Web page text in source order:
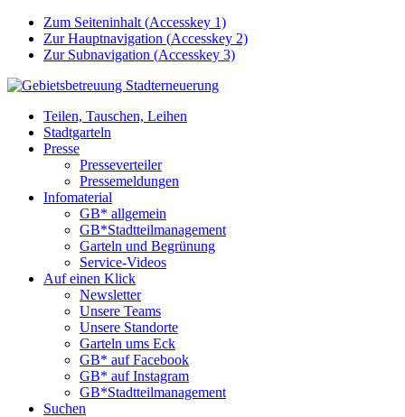
Zum Seiteninhalt (Accesskey 1)
Zur Hauptnavigation (Accesskey 2)
Zur Subnavigation (Accesskey 3)
Teilen, Tauschen, Leihen
Stadtgarteln
Presse
Presseverteiler
Pressemeldungen
Infomaterial
GB* allgemein
GB*Stadtteilmanagement
Garteln und Begrünung
Service-Videos
Auf einen Klick
Newsletter
Unsere Teams
Unsere Standorte
Garteln ums Eck
GB* auf Facebook
GB* auf Instagram
GB*Stadtteilmanagement
Suchen